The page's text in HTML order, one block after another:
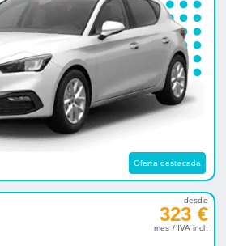
Oferta destacada
desde
323 €
mes / IVA incl.